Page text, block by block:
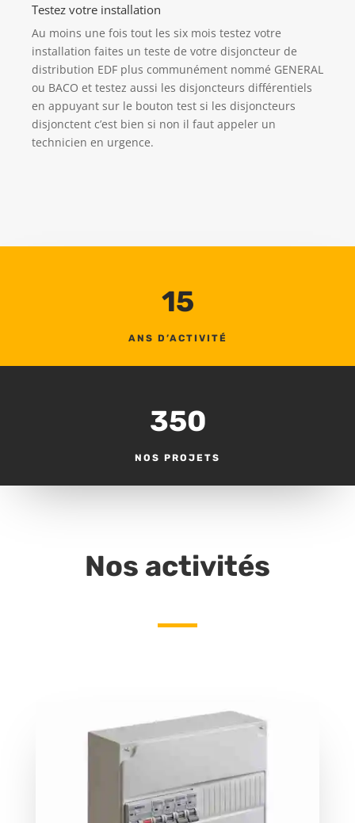
Testez votre installation
Au moins une fois tout les six mois testez votre
installation faites un teste de votre disjoncteur de
distribution EDF plus communément nommé GENERAL
ou BACO et testez aussi les disjoncteurs différentiels
en appuyant sur le bouton test si les disjoncteurs
disjonctent c’est bien si non il faut appeler un
technicien en urgence.
15
ANS D’ACTIVITÉ
350
NOS PROJETS
Nos activités